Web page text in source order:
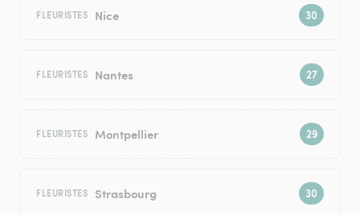
FLEURISTES Nice
FLEURISTES Nantes
FLEURISTES Montpellier
FLEURISTES Strasbourg